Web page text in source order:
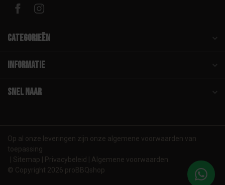
Categorieën
Informatie
Snel naar
Op al onze leveringen zijn onze algemene voorwaarden van
toepassing
Sitemap
Privacybeleid
Algemene voorwaarden
© Copyright 2026 proBBQshop